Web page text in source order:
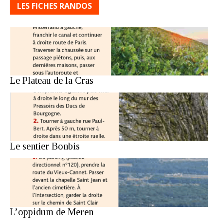
LES FICHES RANDOS
Le Plateau de la Cras
Le sentier Bonbis
L’oppidum de Meren